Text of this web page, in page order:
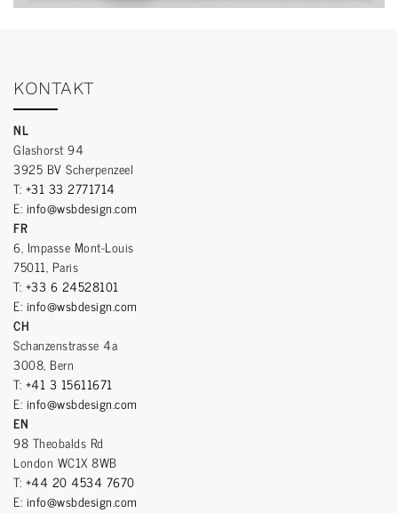
KONTAKT
NL
Glashorst 94
3925 BV Scherpenzeel
T: +31 33 2771714
E: info@wsbdesign.com
FR
6, Impasse Mont-Louis
75011, Paris
T: +33 6 24528101
E: info@wsbdesign.com
CH
Schanzenstrasse 4a
3008, Bern
T: +41 3 15611671
E: info@wsbdesign.com
EN
98 Theobalds Rd
London WC1X 8WB
T: +44 20 4534 7670
E: info@wsbdesign.com